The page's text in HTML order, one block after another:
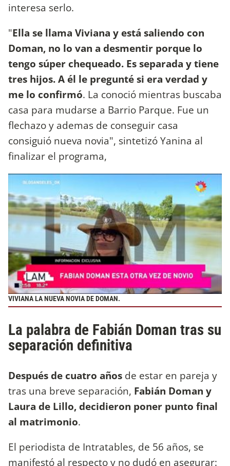
interesa serlo.
"Ella se llama Viviana y está saliendo con
Doman, no lo van a desmentir porque lo
tengo súper chequeado. Es separada y tiene
tres hijos. A él le pregunté si era verdad y
me lo confirmó. La conoció mientras buscaba
casa para mudarse a Barrio Parque. Fue un
flechazo y ademas de conseguir casa
consiguió nueva novia", sintetizó Yanina al
finalizar el programa,
VIVIANA LA NUEVA NOVIA DE DOMAN.
La palabra de Fabián Doman tras su
separación definitiva
Después de cuatro años de estar en pareja y
tras una breve separación, Fabián Doman y
Laura de Lillo, decidieron poner punto final
al matrimonio.
El periodista de Intratables, de 56 años, se
manifestó al respecto y no dudó en asegurar: